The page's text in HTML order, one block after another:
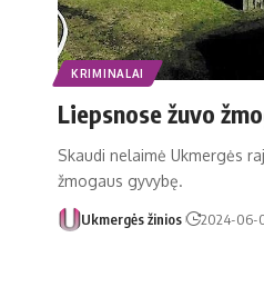
KRIMINALAI
Liepsnose žuvo
Skaudi nelaimė Ukmergės
žmogaus gyvybę.
Ukmergės žinios 2024-06-